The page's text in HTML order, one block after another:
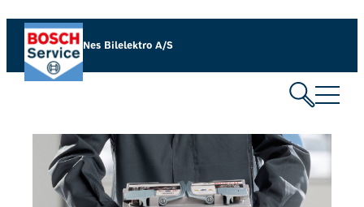
Nes Bilelektro A/S